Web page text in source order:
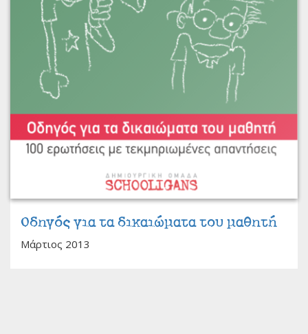
Οδηγός για τα δικαιώματα του μαθητή
Μάρτιος 2013